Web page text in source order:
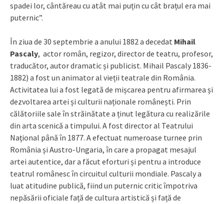
spadei lor, cântăreau cu atât mai puțin cu cât brațul era mai
puternic”.
În ziua de 30 septembrie a anului 1882 a decedat Mihail
Pascaly, actor român, regizor, director de teatru, profesor,
traducător, autor dramatic și publicist. Mihail Pascaly 1836-
1882) a fost un animator al vieții teatrale din România.
Activitatea lui a fost legată de mișcarea pentru afirmarea și
dezvoltarea artei și culturii naționale românești. Prin
călătoriile sale în străinătate a ținut legătura cu realizările
din arta scenică a timpului. A fost director al Teatrului
Naţional până în 1877. A efectuat numeroase turnee prin
România și Austro-Ungaria, în care a propagat mesajul
artei autentice, dar a făcut eforturi și pentru a introduce
teatrul românesc în circuitul culturii mondiale. Pascaly a
luat atitudine publică, fiind un puternic critic împotriva
nepăsării oficiale față de cultura artistică și față de